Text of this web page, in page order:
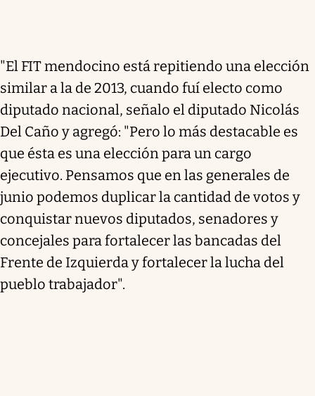
"El FIT mendocino está repitiendo una elección
similar a la de 2013, cuando fuí electo como
diputado nacional, señalo el diputado Nicolás
Del Caño y agregó: "Pero lo más destacable es
que ésta es una elección para un cargo
ejecutivo. Pensamos que en las generales de
junio podemos duplicar la cantidad de votos y
conquistar nuevos diputados, senadores y
concejales para fortalecer las bancadas del
Frente de Izquierda y fortalecer la lucha del
pueblo trabajador".